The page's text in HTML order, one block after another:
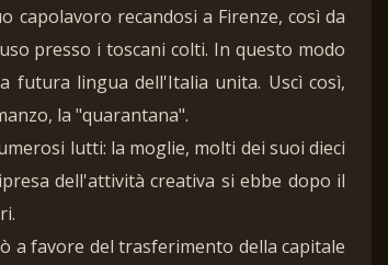
capolavoro recandosi a Firenze, così da
presso i toscani colti. In questo modo
futura lingua dell'Italia unita. Uscì così,
la "quarantana".
lutti: la moglie, molti dei suoi dieci
dell'attività creativa si ebbe dopo il
a favore del trasferimento della capitale